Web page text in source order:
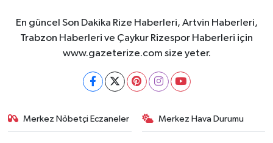
En güncel Son Dakika Rize Haberleri, Artvin Haberleri,
Trabzon Haberleri ve Çaykur Rizespor Haberleri için
www.gazeterize.com size yeter.
Merkez Nöbetçi Eczaneler Merkez Hava Durumu